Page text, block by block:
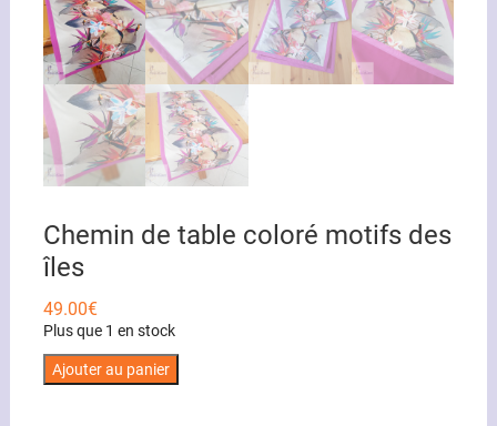
Chemin de table coloré motifs des
îles
49.00€
Plus que 1 en stock
quantité
Ajouter au panier